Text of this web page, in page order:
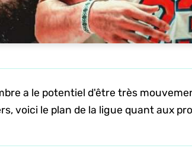
a le potentiel d'être très
voici le plan de la ligue quant aux